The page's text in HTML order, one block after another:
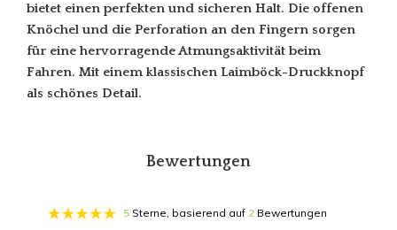
bietet einen perfekten und sicheren Halt. Die offenen
Knöchel und die Perforation an den Fingern sorgen
für eine hervorragende Atmungsaktivität beim
Fahren. Mit einem klassischen Laimböck-Druckknopf
als schönes Detail.
Bewertungen
5 Sterne, basierend auf 2 Bewertungen